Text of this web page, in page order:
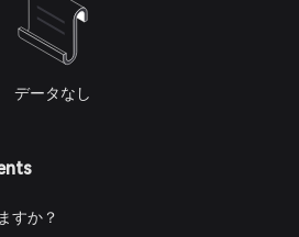
データなし
すか？